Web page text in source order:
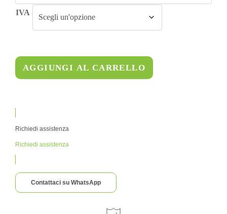
IVA
AGGIUNGI AL CARRELLO
Richiedi assistenza
Richiedi assistenza
Contattaci su WhatsApp